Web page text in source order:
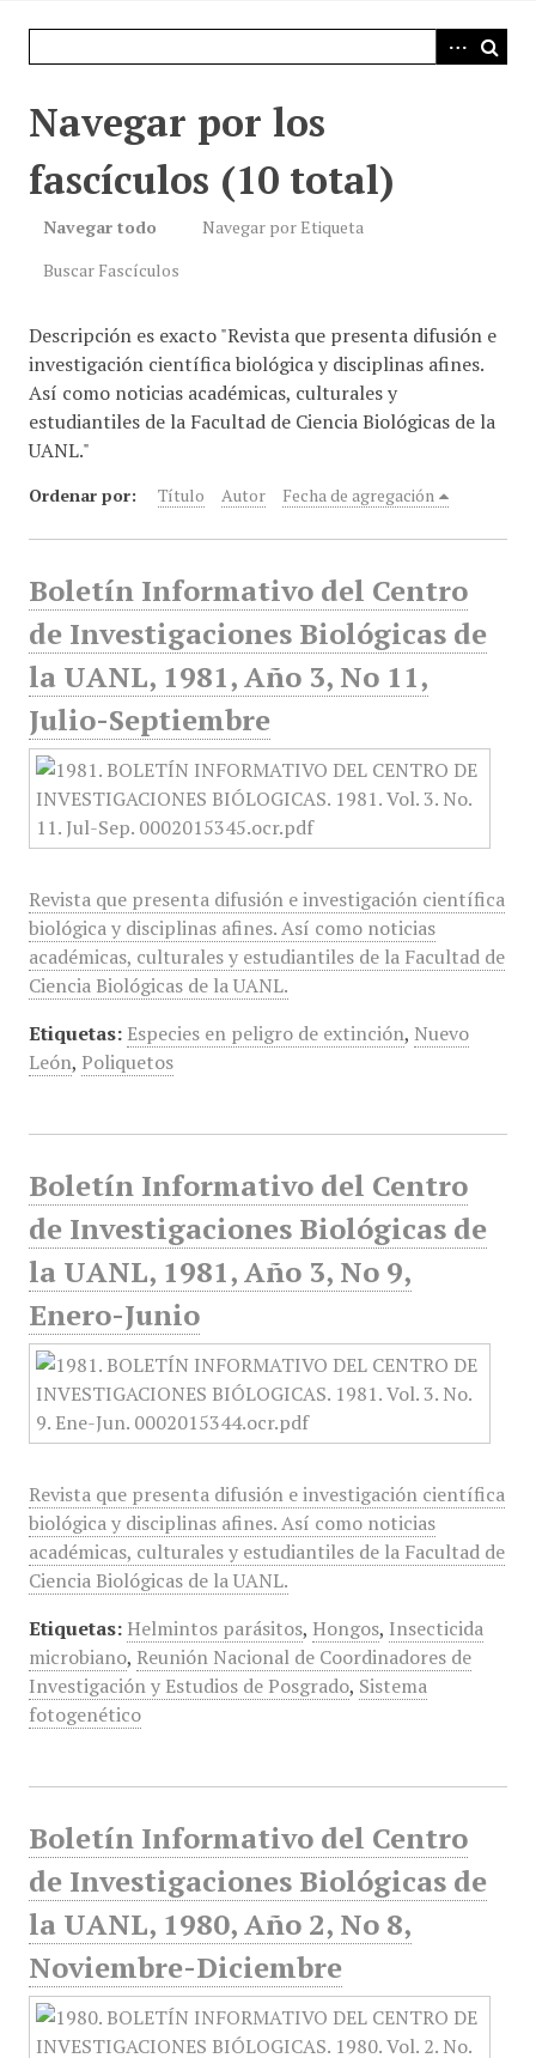
Navegar por los
fascículos (10 total)
Navegar todo
Navegar por Etiqueta
Buscar Fascículos
Descripción es exacto "Revista que presenta difusión e
investigación científica biológica y disciplinas afines.
Así como noticias académicas, culturales y
estudiantiles de la Facultad de Ciencia Biológicas de la
UANL."
Ordenar por: Título Autor Fecha de agregación
Boletín Informativo del Centro
de Investigaciones Biológicas de
la UANL, 1981, Año 3, No 11,
Julio-Septiembre
Revista que presenta difusión e investigación científica
biológica y disciplinas afines. Así como noticias
académicas, culturales y estudiantiles de la Facultad de
Ciencia Biológicas de la UANL.
Etiquetas: Especies en peligro de extinción, Nuevo
León, Poliquetos
Boletín Informativo del Centro
de Investigaciones Biológicas de
la UANL, 1981, Año 3, No 9,
Enero-Junio
Revista que presenta difusión e investigación científica
biológica y disciplinas afines. Así como noticias
académicas, culturales y estudiantiles de la Facultad de
Ciencia Biológicas de la UANL.
Etiquetas: Helmintos parásitos, Hongos, Insecticida
microbiano, Reunión Nacional de Coordinadores de
Investigación y Estudios de Posgrado, Sistema
fotogenético
Boletín Informativo del Centro
de Investigaciones Biológicas de
la UANL, 1980, Año 2, No 8,
Noviembre-Diciembre